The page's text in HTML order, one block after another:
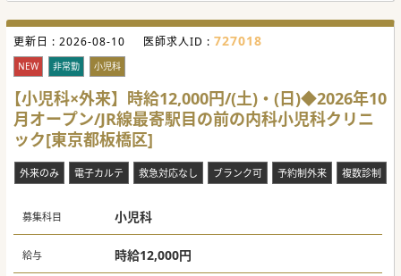
更新日 : 2026-08-10 医師求人ID : 727018
NEW 非常勤 小児科
【小児科×外来】時給12,000円/(土)・(日)◆2026年10
月オープン/JR線最寄駅目の前の内科小児科クリニ
ック[東京都板橋区]
外来のみ 電子カルテ 救急対応なし ブランク可 予約制外来 複数診制
募集科目 小児科
給与 時給12,000円